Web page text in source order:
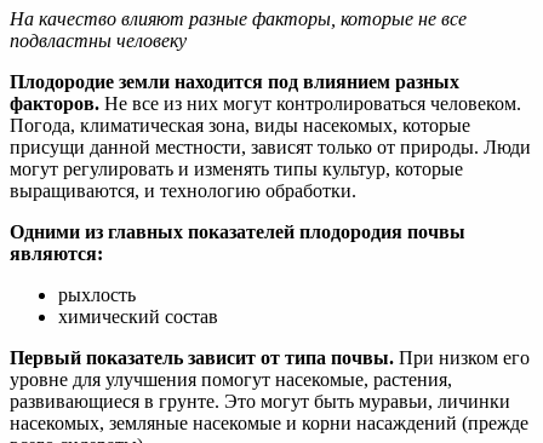
На качество влияют разные факторы, которые не все
подвластны человеку
Плодородие земли находится под влиянием разных
факторов. Не все из них могут контролироваться человеком.
Погода, климатическая зона, виды насекомых, которые
присущи данной местности, зависят только от природы. Люди
могут регулировать и изменять типы культур, которые
выращиваются, и технологию обработки.
Одними из главных показателей плодородия почвы
являются:
рыхлость
химический состав
Первый показатель зависит от типа почвы. При низком его
уровне для улучшения помогут насекомые, растения,
развивающиеся в грунте. Это могут быть муравьи, личинки
насекомых, земляные насекомые и корни насаждений (прежде